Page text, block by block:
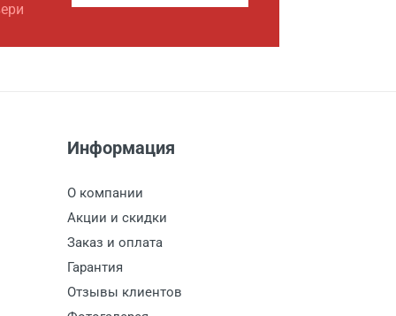
Информация
О компании
Акции и скидки
Заказ и оплата
Гарантия
Отзывы клиентов